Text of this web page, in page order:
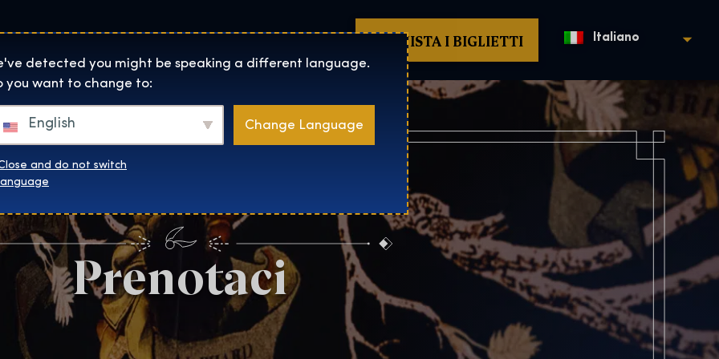
Exhibition home page
Sedi Informazioni su Negozio ACQUISTA I BIGLIETTI Italiano
Prenotaci
detected you might be speaking a different language.
you want to change to:
English Change Language
and do not switch